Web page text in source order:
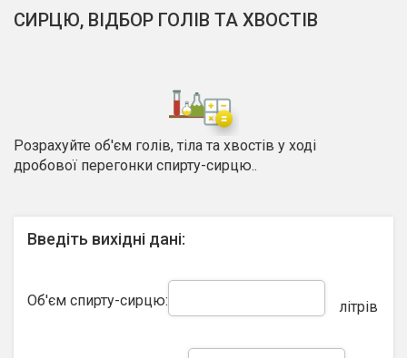
СИРЦЮ, ВІДБОР ГОЛІВ ТА ХВОСТІВ
Розрахуйте об'єм голів, тіла та хвостів у ході
дробової перегонки спирту-сирцю..
Введіть вихідні дані:
Об'єм спирту-сирцю: літрів